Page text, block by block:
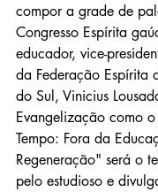
compor a grade de
Congresso Espírita
educador, vice-
da Federação Espírita
do Sul, Vinicius
Evangelização como
Tempo: Fora da
Regeneração" será o
pelo estudioso e